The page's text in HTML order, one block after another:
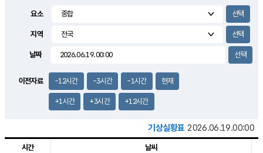
1.3m/s
14.5
요소
지역
날짜
이전자료 -12시간 -3시간 -1시간 현재
+1시간 +3시간 +12시간
기상실황표 2026.06.19.00:00
시간 날씨